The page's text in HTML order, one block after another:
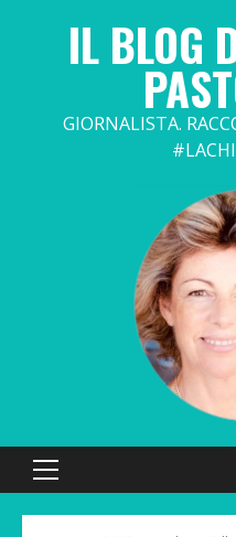
IL BLOG
GIORNALISTA.
Primary